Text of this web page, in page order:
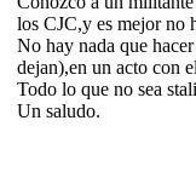
los CJC,y es mejor no
No hay nada que
dejan),en un acto con
Todo lo que no sea
Un saludo.